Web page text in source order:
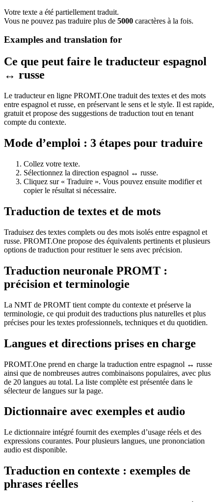
Votre texte a été partiellement traduit.
Vous ne pouvez pas traduire plus de 5000 caractères à la fois.
Examples and translation for
Ce que peut faire le traducteur espagnol
↔ russe
Le traducteur en ligne PROMT.One traduit des textes et des mots
entre espagnol et russe, en préservant le sens et le style. Il est rapide,
gratuit et propose des suggestions de traduction tout en tenant
compte du contexte.
Mode d’emploi : 3 étapes pour traduire
Collez votre texte.
Sélectionnez la direction espagnol ↔ russe.
Cliquez sur « Traduire ». Vous pouvez ensuite modifier et
copier le résultat si nécessaire.
Traduction de textes et de mots
Traduisez des textes complets ou des mots isolés entre espagnol et
russe. PROMT.One propose des équivalents pertinents et plusieurs
options de traduction pour restituer le sens avec précision.
Traduction neuronale PROMT :
précision et terminologie
La NMT de PROMT tient compte du contexte et préserve la
terminologie, ce qui produit des traductions plus naturelles et plus
précises pour les textes professionnels, techniques et du quotidien.
Langues et directions prises en charge
PROMT.One prend en charge la traduction entre espagnol ↔ russe
ainsi que de nombreuses autres combinaisons populaires, avec plus
de 20 langues au total. La liste complète est présentée dans le
sélecteur de langues sur la page.
Dictionnaire avec exemples et audio
Le dictionnaire intégré fournit des exemples d’usage réels et des
expressions courantes. Pour plusieurs langues, une prononciation
audio est disponible.
Traduction en contexte : exemples de
phrases réelles